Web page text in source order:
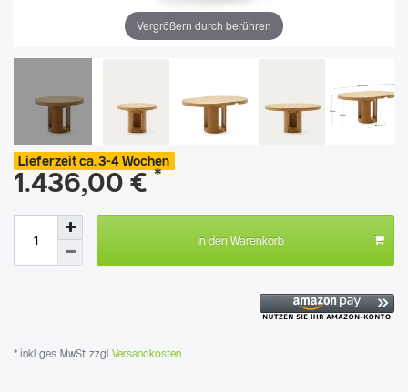
Vergrößern durch berühren
Lieferzeit ca. 3-4 Wochen
1.436,00 € *
In den Warenkorb
* inkl. ges. MwSt. zzgl. Versandkosten